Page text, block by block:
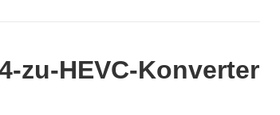
zu-HEVC-Konverter